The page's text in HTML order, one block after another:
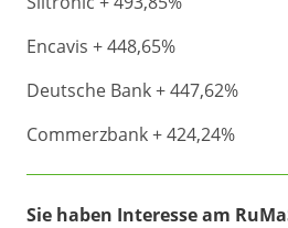
Encavis + 448,65%
Deutsche Bank + 447,62%
Commerzbank + 424,24%
Sie haben Interesse am